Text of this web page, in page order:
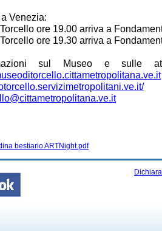
Venezia:
ore 19.00 arriva a
ore 19.30 arriva a
sul Museo e sulle
bestiario ARTNight.pdf